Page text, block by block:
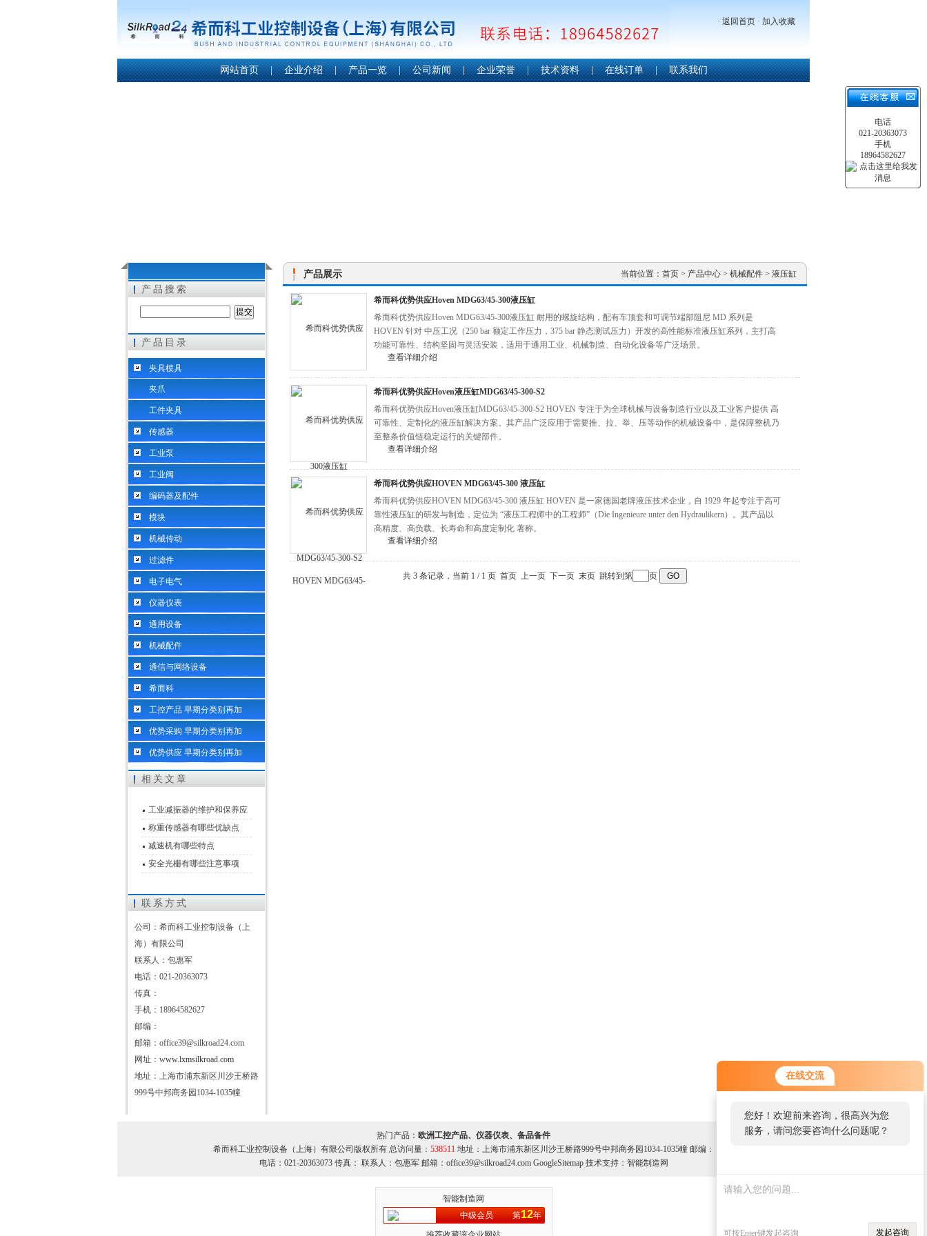
在线交流
您好！欢迎前来咨询，很高兴为您
服务，请问您要咨询什么问题呢？
可按Enter键发起咨询 发起咨询
希而科工业控制设备（上海）有限公司
· 返回首页 · 加入收藏
网站首页 | 企业介绍 | 产品一览 | 公司新闻 | 企业荣誉 | 技术资料 | 在线订单 | 联系我们
产品搜索
产品目录
夹具模具
夹爪
工件夹具
传感器
工业泵
工业阀
编码器及配件
模块
机械传动
过滤件
电子电气
仪器仪表
通用设备
机械配件
通信与网络设备
希而科
工控产品 早期分类别再加
优势采购 早期分类别再加
优势供应 早期分类别再加
相关文章
工业减振器的维护和保养应
该怎么做
称重传感器有哪些优缺点
减速机有哪些特点
安全光栅有哪些注意事项
联系方式
公司：希而科工业控制设备（上
海）有限公司
联系人：包惠军
电话：021-20363073
传真：
手机：18964582627
邮编：
邮箱：office39@silkroad24.com
网址： www.lxmsilkroad.com
地址：上海市浦东新区川沙王桥路
999号中邦商务园1034-1035幢
产品展示 当前位置： 首页 > 产品中心 > 机械配件 > 液压缸
希而科优势供应Hoven MDG63/45-300液压缸
希而科优势供应Hoven MDG63/45-300液压缸 耐用的螺旋结构，配有车顶套和可调节端部阻尼 MD 系列是
HOVEN 针对 中压工况（250 bar 额定工作压力，375 bar 静态测试压力）开发的高性能标准液压缸系列，主打高
功能可靠性、结构坚固与灵活安装，适用于通用工业、机械制造、自动化设备等广泛场景。
查看详细介绍
希而科优势供应Hoven液压缸MDG63/45-300-S2
希而科优势供应Hoven液压缸MDG63/45-300-S2 HOVEN 专注于为全球机械与设备制造行业以及工业客户提供 高
可靠性、定制化的液压缸解决方案。其产品广泛应用于需要推、拉、举、压等动作的机械设备中，是保障整机乃
至整条价值链稳定运行的关键部件。
查看详细介绍
希而科优势供应HOVEN MDG63/45-300 液压缸
希而科优势供应HOVEN MDG63/45-300 液压缸 HOVEN 是一家德国老牌液压技术企业，自 1929 年起专注于高可
靠性液压缸的研发与制造，定位为 “液压工程师中的工程师”（Die Ingenieure unter den Hydraulikern）。其产品以
高精度、高负载、长寿命和高度定制化 著称。
查看详细介绍
共 3 条记录，当前 1 / 1 页 首页 上一页 下一页 末页 跳转到第 页
热门产品： 欧洲工控产品、仪器仪表、备品备件
希而科工业控制设备（上海）有限公司版权所有 总访问量： 538511 地址：上海市浦东新区川沙王桥路999号中邦商务园1034-1035幢 邮编：
电话：021-20363073 传真： 联系人：包惠军 邮箱：office39@silkroad24.com GoogleSitemap技术支持：智能制造网
电话
021-20363073
手机
18964582627
智能制造网
中级会员
第12年